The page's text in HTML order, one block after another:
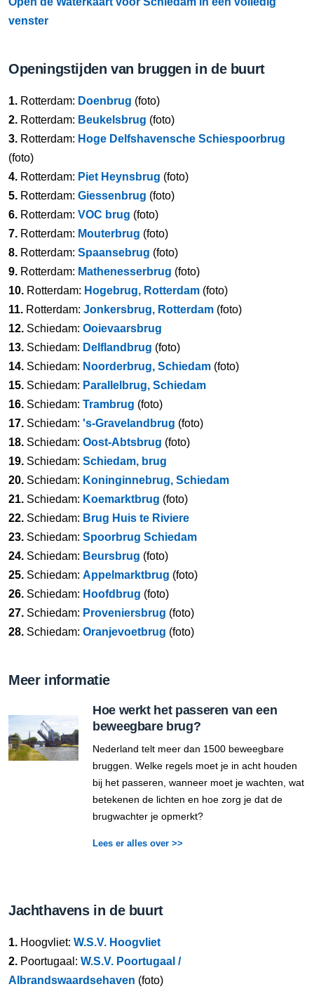
venster
Openingstijden van bruggen in de buurt
1. Rotterdam: Doenbrug (foto)
2. Rotterdam: Beukelsbrug (foto)
3. Rotterdam: Hoge Delfshavensche Schiespoorbrug
(foto)
4. Rotterdam: Piet Heynsbrug (foto)
5. Rotterdam: Giessenbrug (foto)
6. Rotterdam: VOC brug (foto)
7. Rotterdam: Mouterbrug (foto)
8. Rotterdam: Spaansebrug (foto)
9. Rotterdam: Mathenesserbrug (foto)
10. Rotterdam: Hogebrug, Rotterdam (foto)
11. Rotterdam: Jonkersbrug, Rotterdam (foto)
12. Schiedam: Ooievaarsbrug
13. Schiedam: Delflandbrug (foto)
14. Schiedam: Noorderbrug, Schiedam (foto)
15. Schiedam: Parallelbrug, Schiedam
16. Schiedam: Trambrug (foto)
17. Schiedam: 's-Gravelandbrug (foto)
18. Schiedam: Oost-Abtsbrug (foto)
19. Schiedam: Schiedam, brug
20. Schiedam: Koninginnebrug, Schiedam
21. Schiedam: Koemarktbrug (foto)
22. Schiedam: Brug Huis te Riviere
23. Schiedam: Spoorbrug Schiedam
24. Schiedam: Beursbrug (foto)
25. Schiedam: Appelmarktbrug (foto)
26. Schiedam: Hoofdbrug (foto)
27. Schiedam: Proveniersbrug (foto)
28. Schiedam: Oranjevoetbrug (foto)
Meer informatie
Hoe werkt het passeren van een
beweegbare brug?
Nederland telt meer dan 1500 beweegbare
bruggen. Welke regels moet je in acht houden
bij het passeren, wanneer moet je wachten, wat
betekenen de lichten en hoe zorg je dat de
brugwachter je opmerkt?
Lees er alles over >>
Jachthavens in de buurt
1. Hoogvliet: W.S.V. Hoogvliet
2. Poortugaal: W.S.V. Poortugaal /
Albrandswaardsehaven (foto)